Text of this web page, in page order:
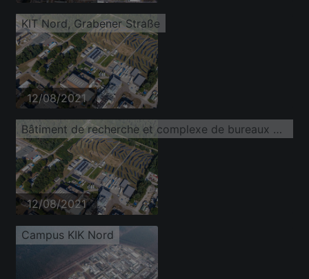
KIT Nord, Grabener Straße
12/08/2021
Bâtiment de recherche et complexe de bureaux du campus nord de l'Institut de technologie de Karlsruhe avec IAM-WBM sur Untergrombacher Straße
12/08/2021
Campus KIK Nord